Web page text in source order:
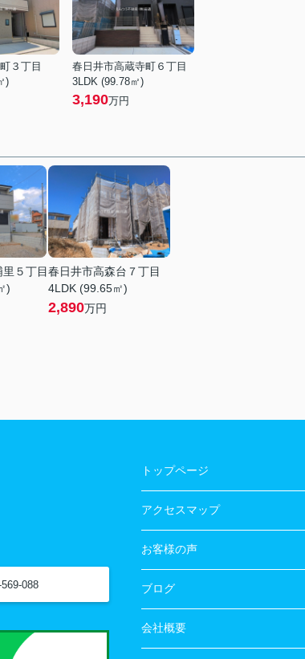
３丁目
)
春日井市高蔵寺町６丁目
3LDK (99.78㎡)
3,190万円
５丁目
)
春日井市高森台７丁目
4LDK (99.65㎡)
2,890万円
088
トップページ
アクセスマップ
お客様の声
ブログ
会社概要